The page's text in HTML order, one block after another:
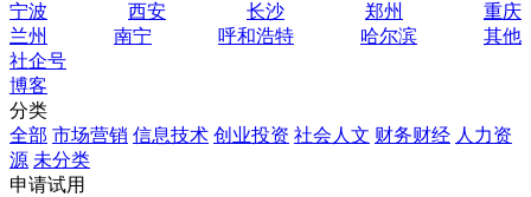
宁波
西安 长沙 郑州
重庆
兰州
南宁 呼和浩特 哈尔滨
其他
社企号
博客
分类
全部 市场营销 信息技术 创业投资 社会人文 财务财经 人力资
源 未分类
申请试用